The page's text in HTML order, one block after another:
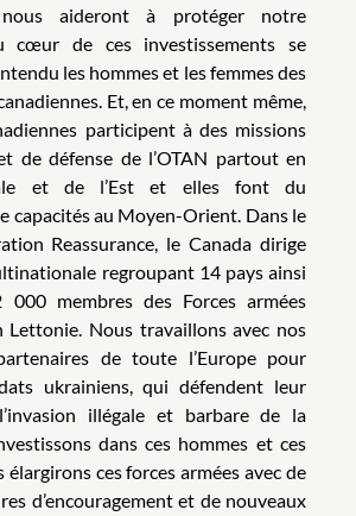
aideront à protéger notre
cœur de ces investissements se
les hommes et les femmes des
Et, en ce moment même,
participent à des missions
de défense de l’OTAN partout en
et de l’Est et elles font du
capacités au Moyen-Orient. Dans le
Reassurance, le Canada dirige
regroupant 14 pays ainsi
membres des Forces armées
Lettonie. Nous travaillons avec nos
de toute l’Europe pour
ukrainiens, qui défendent leur
illégale et barbare de la
dans ces hommes et ces
élargirons ces forces armées avec de
d’encouragement et de nouveaux